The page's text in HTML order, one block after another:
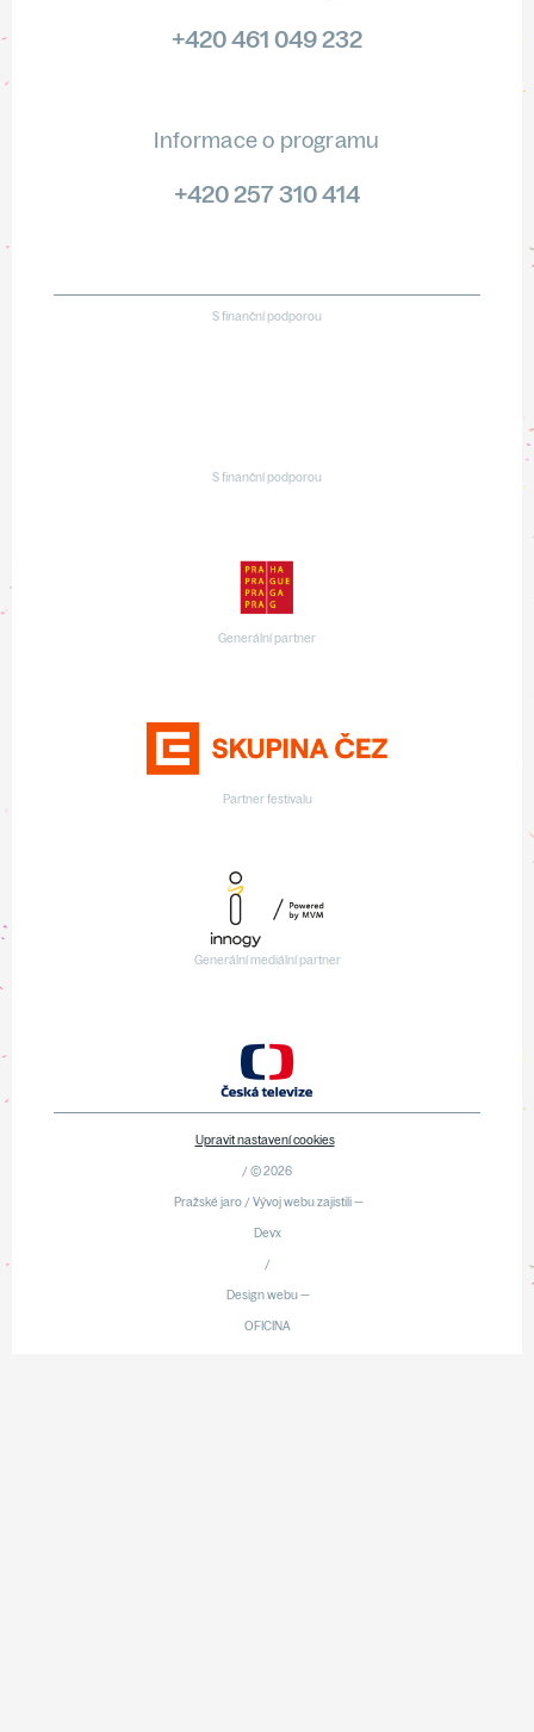
+420 461 049 232
Informace o programu
+420 257 310 414
S finanční podporou
S finanční podporou
Generální partner
Partner festivalu
Generální mediální partner
Upravit nastavení cookies
/ © 2026
Pražské jaro / Vývoj webu zajistili —
Devx
/
Design webu —
OFICINA